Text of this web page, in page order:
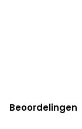
Beoordelingen